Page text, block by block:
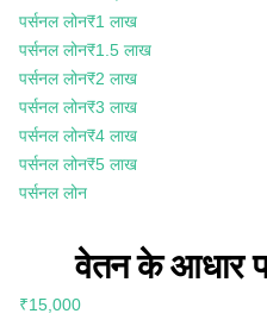
पर्सनल लोन₹1 लाख
पर्सनल लोन₹1.5 लाख
पर्सनल लोन₹2 लाख
पर्सनल लोन₹3 लाख
पर्सनल लोन₹4 लाख
पर्सनल लोन₹5 लाख
पर्सनल लोन
वेतन के आधार
₹15,000